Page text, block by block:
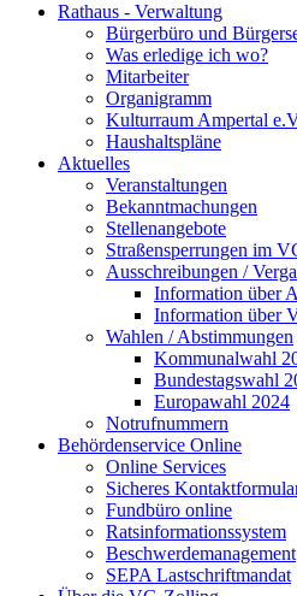
Rathaus - Verwaltung
Bürgerbüro und
Was erledige ich wo?
Mitarbeiter
Organigramm
Kulturraum Ampertal
Haushaltspläne
Aktuelles
Veranstaltungen
Bekanntmachungen
Stellenangebote
Straßensperrungen im
Ausschreibungen /
Information über
Information über
Wahlen / Abstimmungen
Kommunalwahl
Bundestagswahl
Europawahl 2024
Notrufnummern
Behördenservice Online
Online Services
Sicheres
Fundbüro online
Ratsinformationssystem
Beschwerdemanagement
SEPA Lastschriftmandat